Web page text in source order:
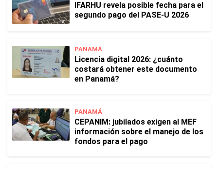
IFARHU revela posible fecha para el
segundo pago del PASE-U 2026
PANAMÁ
Licencia digital 2026: ¿cuánto
costará obtener este documento
en Panamá?
PANAMÁ
CEPANIM: jubilados exigen al MEF
información sobre el manejo de los
fondos para el pago